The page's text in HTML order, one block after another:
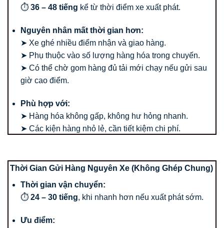
⏱ 36 – 48 tiếng kể từ thời điểm xe xuất phát.
Nguyên nhân mất thời gian hơn:
➤ Xe ghé nhiều điểm nhận và giao hàng.
➤ Phụ thuộc vào số lượng hàng hóa trong chuyến.
➤ Có thể chờ gom hàng đủ tải mới chạy nếu gửi sau
giờ cao điểm.
Phù hợp với:
➤ Hàng hóa không gấp, không hư hỏng nhanh.
➤ Các kiện hàng nhỏ lẻ, cần tiết kiệm chi phí.
Thời Gian Gửi Hàng Nguyên Xe (Không Ghép Chung)
Thời gian vận chuyển:
⏱ 24 – 30 tiếng, khi nhanh hơn nếu xuất phát sớm.
Ưu điểm: